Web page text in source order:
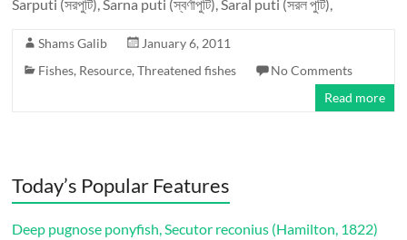
Sarputi (সরপুটি), Sarna puti (স্বর্ণাপুটি), Saral puti (সরল পুটি),
Shams Galib
January 6, 2011
Fishes, Resource,Threatened fishes
No Comments
Read more
Today’s Popular Features
Deep pugnose ponyfish, Secutor reconius (Hamilton, 1822)